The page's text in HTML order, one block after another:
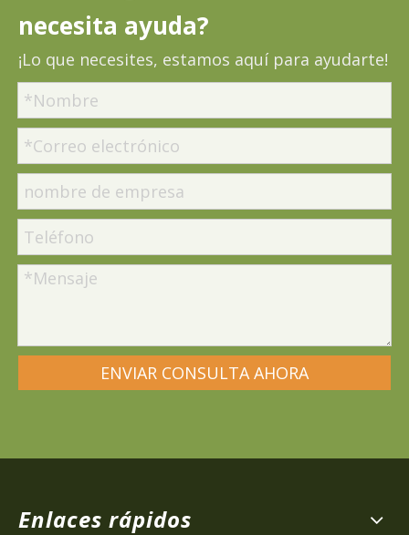
necesita ayuda?
¡Lo que necesites, estamos aquí para ayudarte!
ENVIAR CONSULTA AHORA
Enlaces rápidos